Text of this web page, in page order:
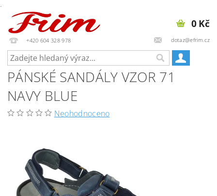
.
+420 604 328 978 dotaz@efrim.cz
0 Kč
PÁNSKÉ SANDÁLY VZOR 71
NAVY BLUE
Neohodnoceno